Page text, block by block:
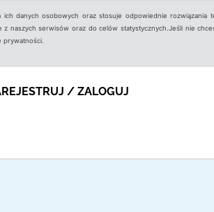
danych osobowych oraz stosuje odpowiednie rozwiązania
naszych serwisów oraz do celów statystycznych.Jeśli nie
prywatności.
/ ZALOGUJ